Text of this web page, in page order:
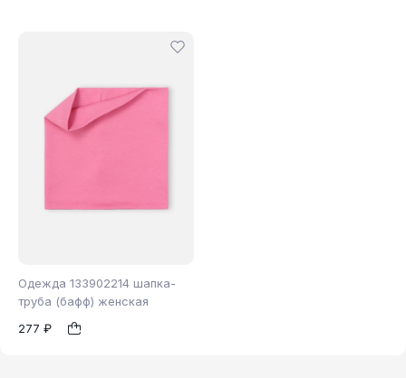
Одежда 133902214 шапка-
труба (бафф) женская
277 ₽
б/р